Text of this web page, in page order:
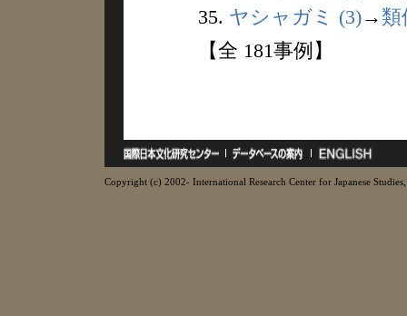
35. ヤシャガミ (3)→ 類
【全 181事例】
Copyright (c) 2002- International Research Center for Japanese